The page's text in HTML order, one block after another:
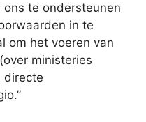
te ondersteunen
in te
om het voeren van
ministeries
directe